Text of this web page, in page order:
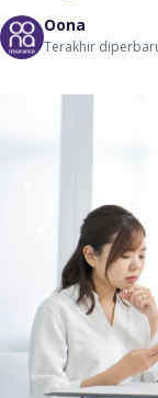
Oona
Terakhir